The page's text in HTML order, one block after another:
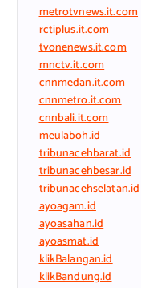
metrotvnews.it.com
rctiplus.it.com
tvonenews.it.com
mnctv.it.com
cnnmedan.it.com
cnnmetro.it.com
cnnbali.it.com
meulaboh.id
tribunacehbarat.id
tribunacehbesar.id
tribunacehselatan.id
ayoagam.id
ayoasahan.id
ayoasmat.id
klikBalangan.id
klikBandung.id